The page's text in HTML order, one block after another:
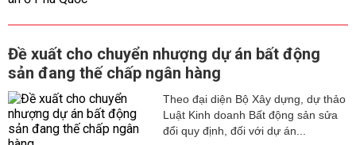
Đề xuất cho chuyển nhượng dự án bất động
sản đang thế chấp ngân hàng
Theo đại diện Bộ Xây dựng, dự thảo
Luật Kinh doanh Bất động sản sửa
đổi quy định, đối với dự án...